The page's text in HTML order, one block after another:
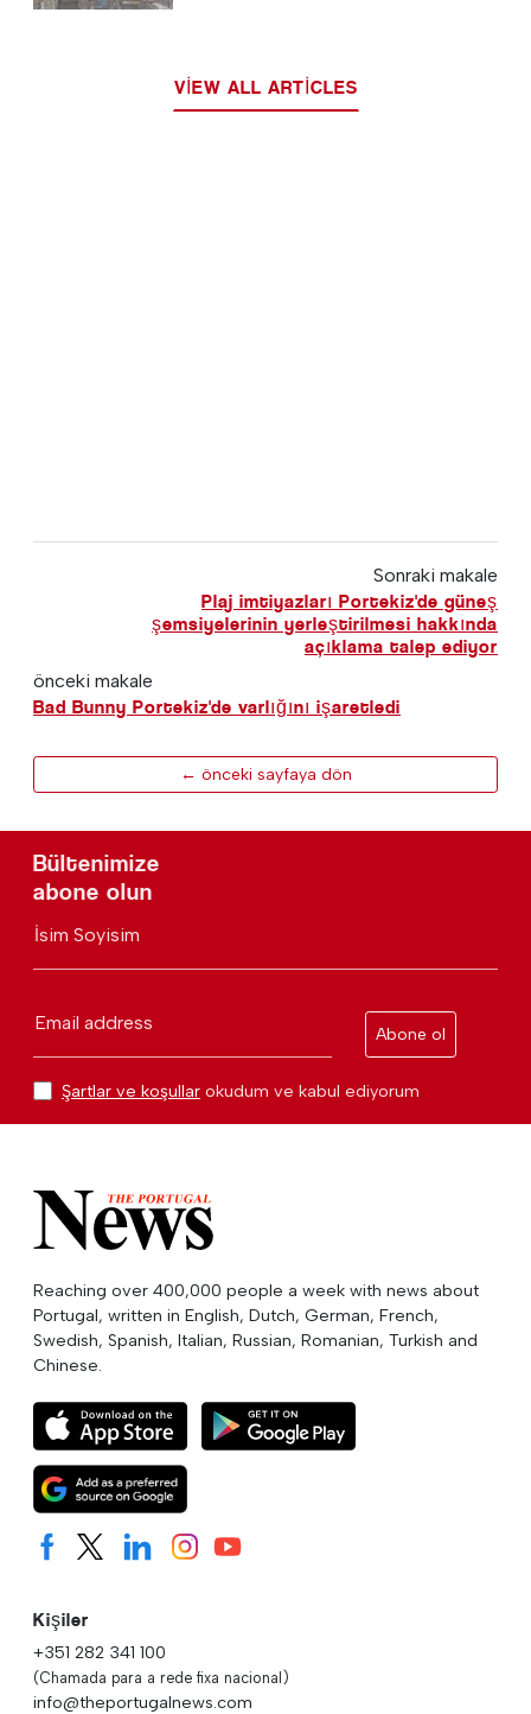
VIEW ALL ARTICLES
Sonraki makale
Plaj imtiyazları Portekiz'de güneş
şemsiyelerinin yerleştirilmesi hakkında
açıklama talep ediyor
önceki makale
Bad Bunny Portekiz'de varlığını işaretledi
← önceki sayfaya dön
Bültenimize
abone olun
İsim Soyisim
Email address
Abone ol
Şartlar ve koşullar okudum ve kabul ediyorum
Reaching over 400,000 people a week with news about
Portugal, written in English, Dutch, German, French,
Swedish, Spanish, Italian, Russian, Romanian, Turkish and
Chinese.
Kişiler
+351 282 341 100
(Chamada para a rede fixa nacional)
info@theportugalnews.com